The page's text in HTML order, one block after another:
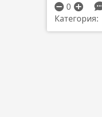
0
Категория: